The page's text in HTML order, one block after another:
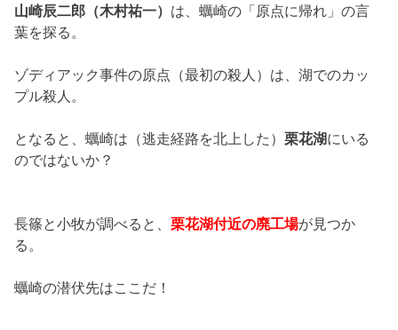
山崎辰二郎（木村祐一） は、蠣崎の「原点に帰れ」の言
葉を探る。
ゾディアック事件の原点（最初の殺人）は、湖でのカッ
プル殺人。
となると、蠣崎は（逃走経路を北上した）栗花湖にいる
のではないか？
長篠と小牧が調べると、栗花湖付近の廃工場が見つか
る。
蠣崎の潜伏先はここだ！